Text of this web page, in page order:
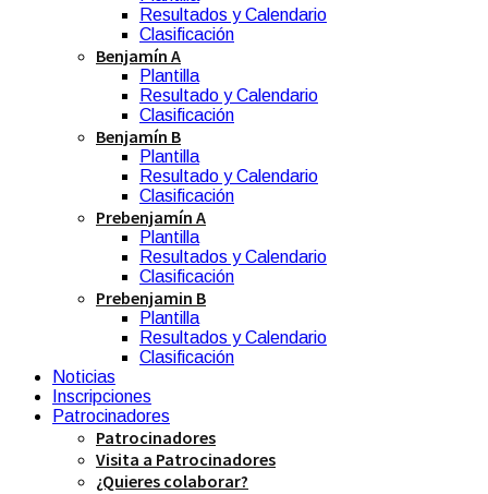
Resultados y Calendario
Clasificación
Benjamín A
Plantilla
Resultado y Calendario
Clasificación
Benjamín B
Plantilla
Resultado y Calendario
Clasificación
Prebenjamín A
Plantilla
Resultados y Calendario
Clasificación
Prebenjamin B
Plantilla
Resultados y Calendario
Clasificación
Noticias
Inscripciones
Patrocinadores
Patrocinadores
Visita a Patrocinadores
¿Quieres colaborar?